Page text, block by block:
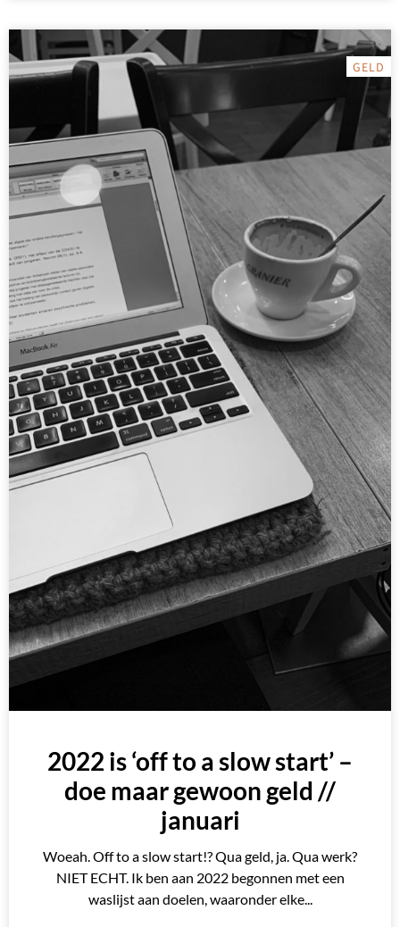
GELD
2022 is ‘off to a slow start’ –
doe maar gewoon geld //
januari
Woeah. Off to a slow start!? Qua geld, ja. Qua werk?
NIET ECHT. Ik ben aan 2022 begonnen met een
waslijst aan doelen, waaronder elke